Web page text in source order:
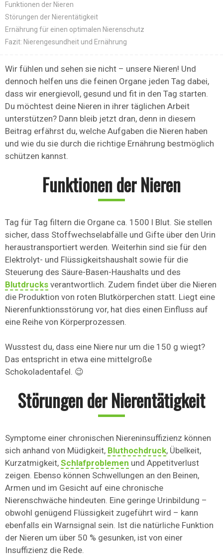
Funktionen der Nieren
Störungen der Nierentätigkeit
Ernährung für einen optimalen Nierenschutz
Fazit: Nierengesundheit und Ernährung
Wir fühlen und sehen sie nicht – unsere Nieren! Und
dennoch helfen uns die feinen Organe jeden Tag dabei,
dass wir energievoll, gesund und fit in den Tag starten.
Du möchtest deine Nieren in ihrer täglichen Arbeit
unterstützen? Dann bleib jetzt dran, denn in diesem
Beitrag erfährst du, welche Aufgaben die Nieren haben
und wie du sie durch die richtige Ernährung bestmöglich
schützen kannst.
Funktionen der Nieren
Tag für Tag filtern die Organe ca. 1500 l Blut. Sie stellen
sicher, dass Stoffwechselabfälle und Gifte über den Urin
heraustransportiert werden. Weiterhin sind sie für den
Elektrolyt- und Flüssigkeitshaushalt sowie für die
Steuerung des Säure-Basen-Haushalts und des
Blutdrucks verantwortlich. Zudem findet über die Nieren
die Produktion von roten Blutkörperchen statt. Liegt eine
Nierenfunktionsstörung vor, hat dies einen Einfluss auf
eine Reihe von Körperprozessen.
Wusstest du, dass eine Niere nur um die 150 g wiegt?
Das entspricht in etwa eine mittelgroße
Schokoladentafel. 😉
Störungen der Nierentätigkeit
Symptome einer chronischen Niereninsuffizienz können
sich anhand von Müdigkeit, Bluthochdruck, Übelkeit,
Kurzatmigkeit, Schlafproblemen und Appetitverlust
zeigen. Ebenso können Schwellungen an den Beinen,
Armen und im Gesicht auf eine chronische
Nierenschwäche hindeuten. Eine geringe Urinbildung –
obwohl genügend Flüssigkeit zugeführt wird – kann
ebenfalls ein Warnsignal sein. Ist die natürliche Funktion
der Nieren um über 50 % gesunken, ist von einer
Insuffizienz die Rede.